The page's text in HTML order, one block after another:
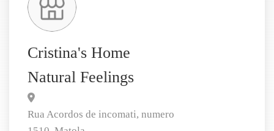
Procura
Cristina's Home
Natural Feelings
Rua Acordos de incomati, numero